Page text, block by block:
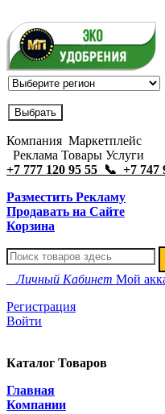
Компания Маркетплейс
Реклама Товары Услуги
+7 777 120 95 55 📞 +7 747
Разместить Рекламу
Продавать на Сайте
Корзина
Личный Кабинет Мой
Регистрация
Войти
Каталог Товаров
Главная
Компании